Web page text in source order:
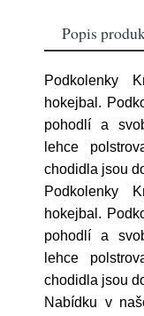
Popis
Podkolenky
hokejbal.
pohodlí a
lehce
chodidla jsou
Podkolenky
hokejbal.
pohodlí a
lehce
chodidla jsou
Nabídku v